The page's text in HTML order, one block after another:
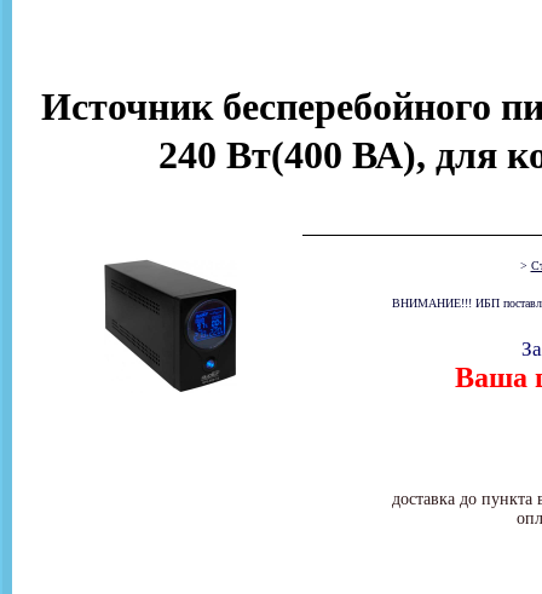
Источник бесперебойного
240 Вт(400 ВА), для
>
ВНИМАНИЕ!!! ИБП
Ваша
доставка до